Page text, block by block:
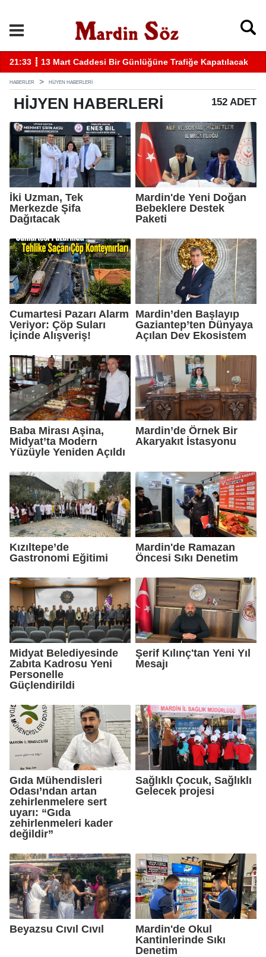
11:57 ┋ Midyat’ta bıçaklı kavga can aldı
HABERLER HIJYEN HABERLERI
HIJYEN HABERLERI 152 ADET
İki Uzman, Tek
Merkezde Şifa
Dağıtacak
Mardin'de Yeni Doğan
Bebeklere Destek
Paketi
Cumartesi Pazarı Alarm
Veriyor: Çöp Suları
İçinde Alışveriş!
Mardin’den Başlayıp
Gaziantep’ten Dünyaya
Açılan Dev Ekosistem
Baba Mirası Aşina,
Midyat’ta Modern
Yüzüyle Yeniden Açıldı
Mardin’de Örnek Bir
Akaryakıt İstasyonu
Kızıltepe’de
Gastronomi Eğitimi
Mardin'de Ramazan
Öncesi Sıkı Denetim
Midyat Belediyesinde
Zabıta Kadrosu Yeni
Personelle
Güçlendirildi
Şerif Kılınç'tan Yeni Yıl
Mesajı
Gıda Mühendisleri
Odası’ndan artan
zehirlenmelere sert
uyarı: “Gıda
zehirlenmeleri kader
değildir”
Sağlıklı Çocuk, Sağlıklı
Gelecek projesi
Beyazsu Cıvıl Cıvıl
Mardin'de Okul
Kantinlerinde Sıkı
Denetim